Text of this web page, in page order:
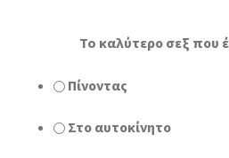
To καλύτερο σεξ που
Πίνοντας
Στο αυτοκίνητο